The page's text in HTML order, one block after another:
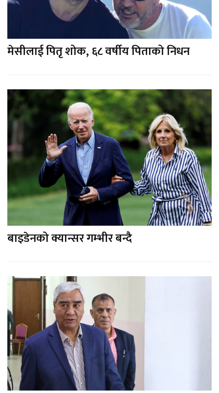
मेसीलाई पितृ शोक, ६८ वर्षीय पिताको निधन
बाइडेनको क्यान्सर गम्भीर बन्दै